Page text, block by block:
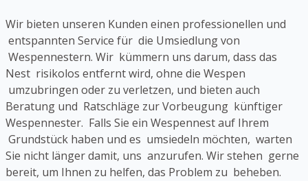
Wir bieten unseren Kunden einen professionellen und
entspannten Service für die Umsiedlung von
Wespennestern. Wir kümmern uns darum, dass das
Nest risikolos entfernt wird, ohne die Wespen
umzubringen oder zu verletzen, und bieten auch
Beratung und Ratschläge zur Vorbeugung künftiger
Wespennester. Falls Sie ein Wespennest auf Ihrem
Grundstück haben und es umsiedeln möchten, warten
Sie nicht länger damit, uns anzurufen. Wir stehen gerne
bereit, um Ihnen zu helfen, das Problem zu beheben.